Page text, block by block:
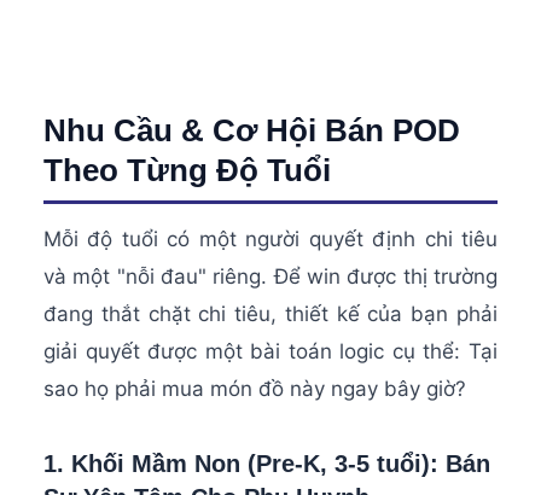
Nhu Cầu & Cơ Hội Bán POD
Theo Từng Độ Tuổi
Mỗi độ tuổi có một người quyết định chi tiêu
và một "nỗi đau" riêng. Để win được thị trường
đang thắt chặt chi tiêu, thiết kế của bạn phải
giải quyết được một bài toán logic cụ thể: Tại
sao họ phải mua món đồ này ngay bây giờ?
1. Khối Mầm Non (Pre-K, 3-5 tuổi): Bán